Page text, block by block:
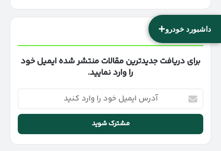
+داشبورد خودرو
خبرنامه
برای دریافت جدیدترین مقالات منتشر شده ایمیل خود
را وارد نمایید.
آدرس
ایمیل
خود
وارد
کنید